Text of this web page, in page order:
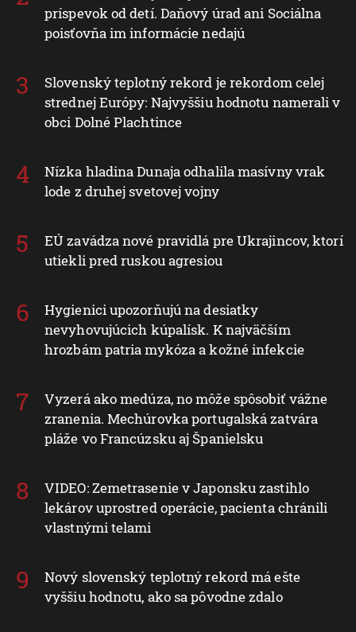
príspevok od detí. Daňový úrad ani Sociálna
poisťovňa im informácie nedajú
Slovenský teplotný rekord je rekordom celej
strednej Európy: Najvyššiu hodnotu namerali v
obci Dolné Plachtince
Nízka hladina Dunaja odhalila masívny vrak
lode z druhej svetovej vojny
EÚ zavádza nové pravidlá pre Ukrajincov, ktorí
utiekli pred ruskou agresiou
Hygienici upozorňujú na desiatky
nevyhovujúcich kúpalísk. K najväčším
hrozbám patria mykóza a kožné infekcie
Vyzerá ako medúza, no môže spôsobiť vážne
zranenia. Mechúrovka portugalská zatvára
pláže vo Francúzsku aj Španielsku
VIDEO: Zemetrasenie v Japonsku zastihlo
lekárov uprostred operácie, pacienta chránili
vlastnými telami
Nový slovenský teplotný rekord má ešte
vyššiu hodnotu, ako sa pôvodne zdalo